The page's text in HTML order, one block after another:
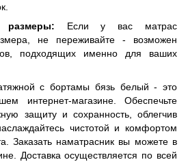
размеры: Если у вас матрас
не переживайте - возможен
подходящих именно для ваших
с бортамы бязь белый - это
интернет-магазине. Обеспечьте
защиту и сохранность, облегчив
чистотой и комфортом
Заказать наматрасник вы можете в
Доставка осуществляется по всей